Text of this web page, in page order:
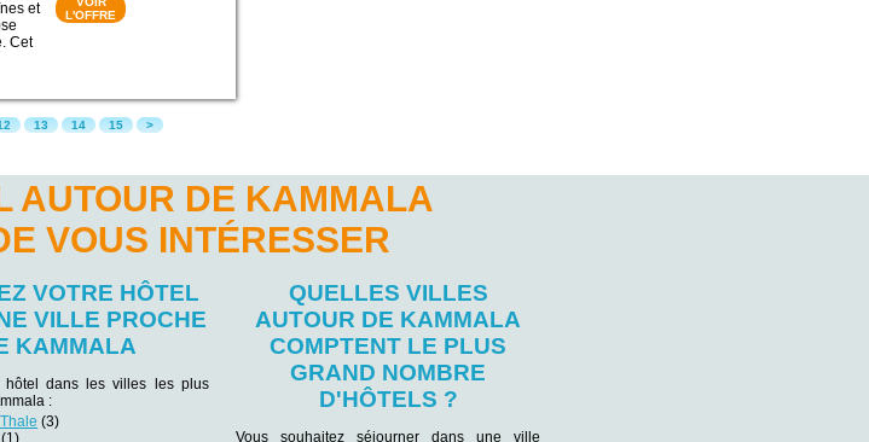
et
Cet
L'OFFRE
13 14 15 >
AUTOUR DE KAMMALA
VOUS INTÉRESSER
VOTRE HÔTEL
VILLE PROCHE
KAMMALA
hôtel dans les villes les plus
:
(3)
(1)
QUELLES VILLES
AUTOUR DE KAMMALA
COMPTENT LE PLUS
GRAND NOMBRE
D'HÔTELS ?
Vous souhaitez séjourner dans une ville